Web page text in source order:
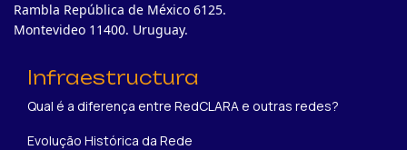
Rambla República de México 6125.
Montevideo 11400. Uruguay.
Infraestructura
Qual é a diferença entre RedCLARA e outras redes?
Evolução Histórica da Rede